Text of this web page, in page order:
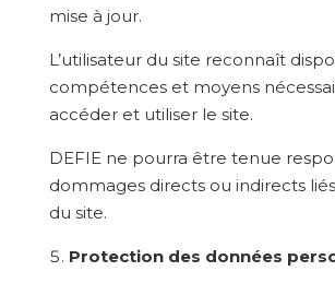
mise à jour.
L’utilisateur du site reconnaît
compétences et moyens
accéder et utiliser le site.
DEFIE ne pourra être tenue
dommages directs ou indirects liés
du site.
Protection des données